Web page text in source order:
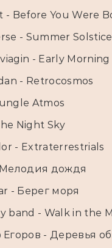
- Before You Were
- Summer Solstice
- Early Morning
- Retrocosmos
Atmos
Night Sky
- Extraterrestrials
дождя
- Берег моря
band - Walk in the
- Деревья